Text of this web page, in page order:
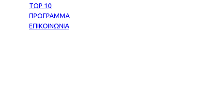
TOP 10
ΠΡΟΓΡΑΜΜΑ
ΕΠΙΚΟΙΝΩΝΙΑ